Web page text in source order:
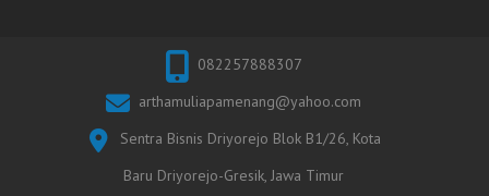
082257888307
arthamuliapamenang@yahoo.com
Sentra Bisnis Driyorejo Blok B1/26, Kota
Baru Driyorejo-Gresik, Jawa Timur